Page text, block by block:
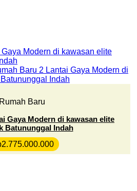
Rumah Baru
Gaya Modern di kawasan elite
Batununggal Indah
2.775.000.000